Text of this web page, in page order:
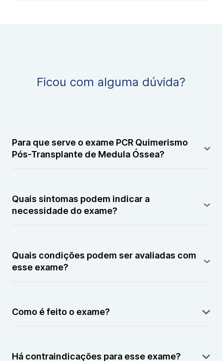
Ficou com alguma dúvida?
Para que serve o exame PCR Quimerismo
Pós-Transplante de Medula Óssea?
de medula óssea.
Quais sintomas podem indicar a
necessidade do exame?
acompanhamento pós-transplante.
Quais condições podem ser avaliadas com
esse exame?
presença de células do doador.
Como é feito o exame?
de sangue ou medula óssea.
Há contraindicações para esse exame?